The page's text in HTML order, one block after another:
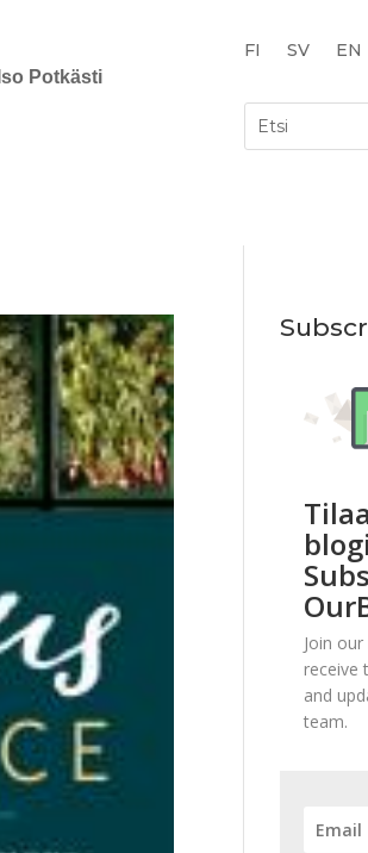
Iso Potkästi
FI SV EN
Tilaa
Join
receive
and
team.